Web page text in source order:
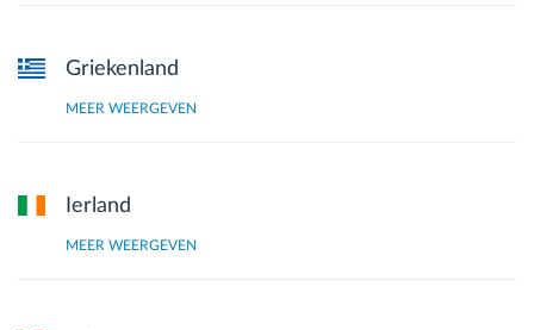
Griekenland
MEER WEERGEVEN
Ierland
MEER WEERGEVEN